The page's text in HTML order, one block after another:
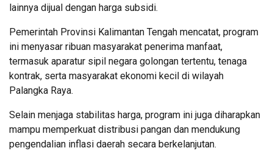
lainnya dijual dengan harga subsidi.
Pemerintah Provinsi Kalimantan Tengah mencatat, program
ini menyasar ribuan masyarakat penerima manfaat,
termasuk aparatur sipil negara golongan tertentu, tenaga
kontrak, serta masyarakat ekonomi kecil di wilayah
Palangka Raya.
Selain menjaga stabilitas harga, program ini juga diharapkan
mampu memperkuat distribusi pangan dan mendukung
pengendalian inflasi daerah secara berkelanjutan.